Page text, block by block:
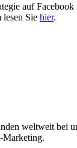
auf Facebook
lesen Sie hier.
weltweit bei
Marketing.